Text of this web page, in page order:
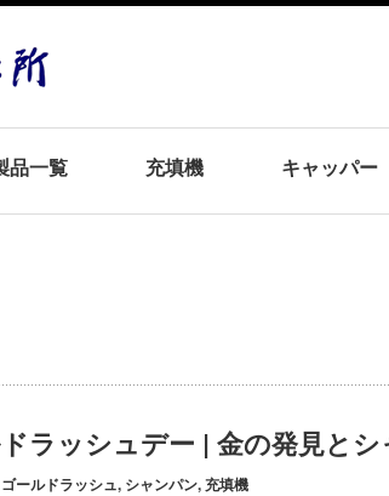
品一覧 充填機 キャッパー
ラッシュデー | 金の発見と
ゴールドラッシュ, シャンパン,充填機